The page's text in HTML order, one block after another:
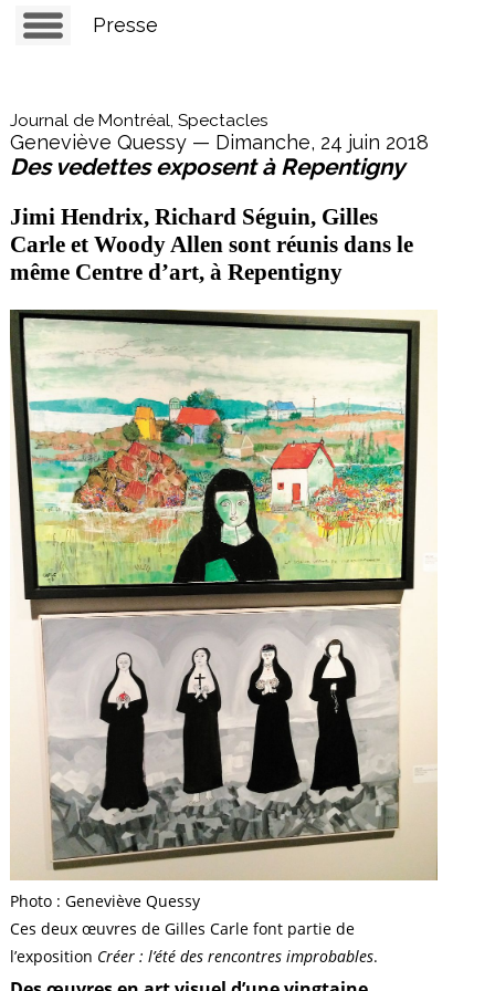
Journal de Montréal, Spectacles
Geneviève Quessy — Dimanche, 24 juin 2018
Des vedettes exposent à Repentigny
Jimi Hendrix, Richard Séguin, Gilles
Carle et Woody Allen sont réunis dans le
même Centre d’art, à Repentigny
Photo : Geneviève Quessy
Ces deux œuvres de Gilles Carle font partie de
l’exposition Créer : l’été des rencontres improbables.
Presse